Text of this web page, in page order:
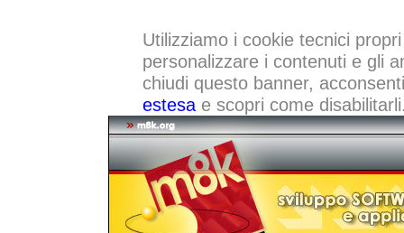
Utilizziamo i cookie tecnici
personalizzare i contenuti e gli
chiudi questo banner,
estesae scopri come